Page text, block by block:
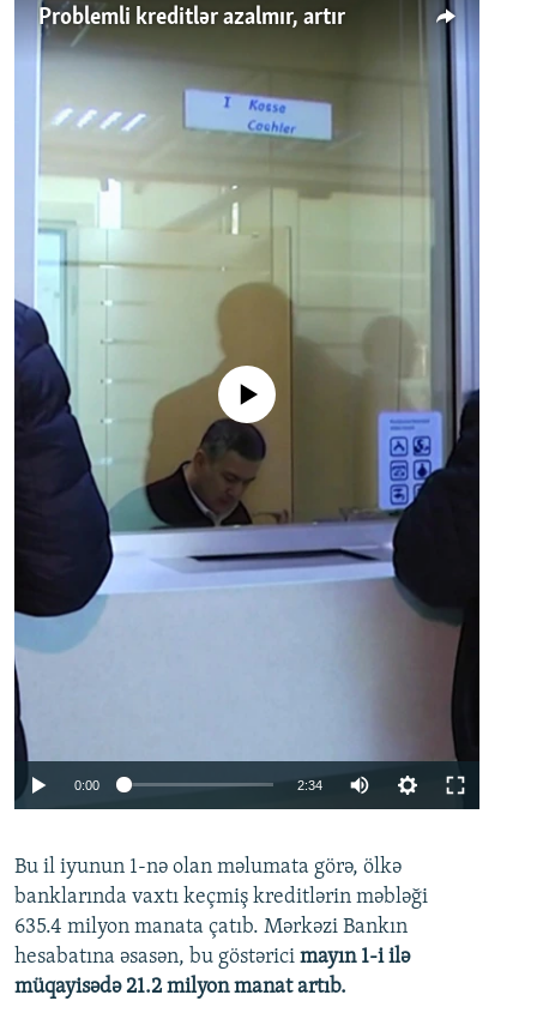
Problemli kreditlər azalmır, artır
No media source currently available
0:00 2:34
360p
480p
720p
Bu il iyunun 1-nə olan məlumata görə, ölkə
banklarında vaxtı keçmiş kreditlərin məbləği
635.4 milyon manata çatıb. Mərkəzi Bankın
hesabatına əsasən, bu göstərici mayın 1-i ilə
müqayisədə 21.2 milyon manat artıb.